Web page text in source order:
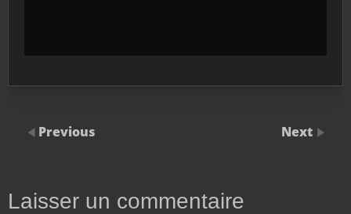
Previous Next
Laisser un commentaire